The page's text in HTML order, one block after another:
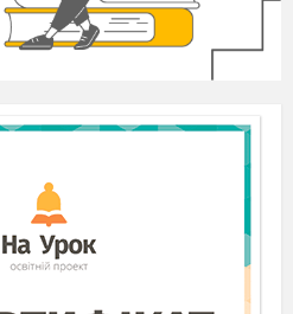
і теж всі в квітах і в
– дзьоб червоний, та
Перетворило мене Літо
ще відходити, я розумію,
стала я прислухатись, про
метеликам і квітам.
тенет, бо ніхто не
Літо, – хіба що хто
її в образі пташки, тоді я
тенета, і вилетить